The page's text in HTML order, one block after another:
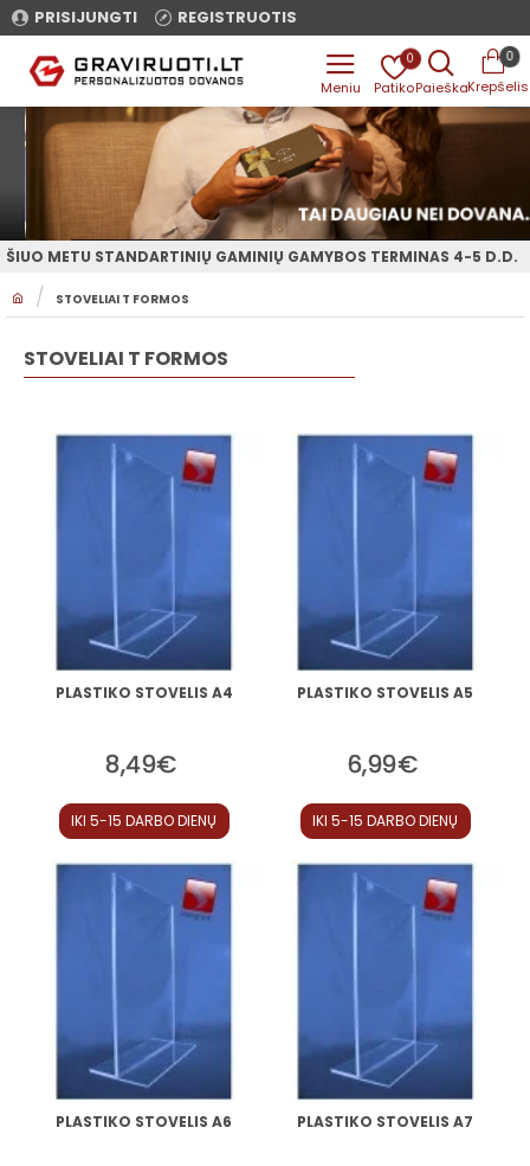
PRISIJUNGTI REGISTRUOTIS
0 0
O
STOVELIAI T FORMOS
ŠIUO METU STANDARTINIŲ GAMINIŲ GAMYBOS TERMINAS 4-5 D.D.
STOVELIAI T FORMOS
PLASTIKO STOVELIS A4
8,49€
IKI 5-15 DARBO DIENŲ
PLASTIKO STOVELIS A5
6,99€
IKI 5-15 DARBO DIENŲ
PLASTIKO STOVELIS A6 PLASTIKO STOVELIS A7